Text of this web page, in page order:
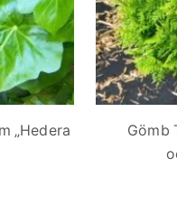
„Hedera
Gömb